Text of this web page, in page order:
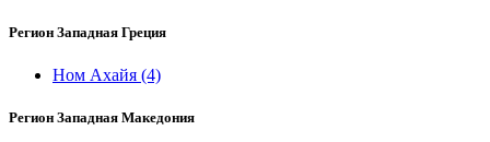
Регион Западная Греция
Ном Ахайя (4)
Регион Западная Македония